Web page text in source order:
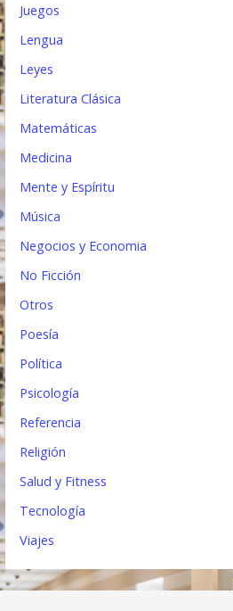
Juegos
Lengua
Leyes
Literatura Clásica
Matemáticas
Medicina
Mente y Espíritu
Música
Negocios y Economia
No Ficción
Otros
Poesía
Política
Psicología
Referencia
Religión
Salud y Fitness
Tecnología
Viajes